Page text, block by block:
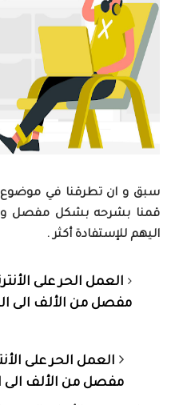
سبق و ان تطرقنا في موضوع
قمنا بشرحه بشكل مفصل و
اليهم للإستفادة أكثر .
العمل الحر على
مفصل من الألف الى
العمل الحر على
مفصل من الألف الى